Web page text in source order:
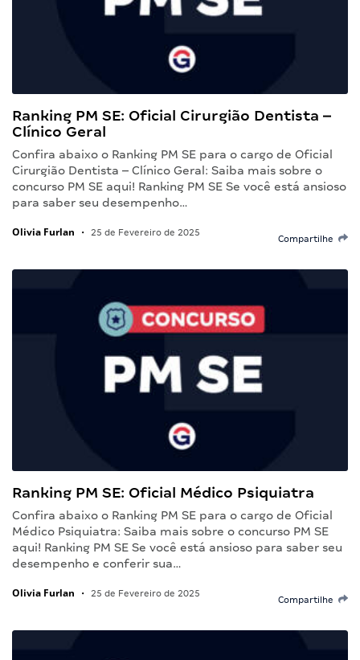
Ranking PM SE: Oficial Cirurgião Dentista –
Clínico Geral
Confira abaixo o Ranking PM SE para o cargo de Oficial
Cirurgião Dentista – Clínico Geral: Saiba mais sobre o
concurso PM SE aqui! Ranking PM SE Se você está ansioso
para saber seu desempenho…
Olivia Furlan • 25 de Fevereiro de 2025
Compartilhe
Ranking PM SE: Oficial Médico Psiquiatra
Confira abaixo o Ranking PM SE para o cargo de Oficial
Médico Psiquiatra: Saiba mais sobre o concurso PM SE
aqui! Ranking PM SE Se você está ansioso para saber seu
desempenho e conferir sua…
Olivia Furlan • 25 de Fevereiro de 2025
Compartilhe